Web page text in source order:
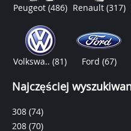
Peugeot (486) Renault (317)
Volkswa..(81) Ford (67)
Najczęściej
308 (74)
208 (70)